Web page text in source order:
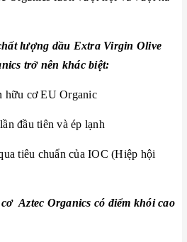
lượng dầu Extra Virgin Olive
trở nên khác biệt:
hữu cơ EU Organic
đầu tiên và ép lạnh
tiêu chuẩn của IOC (Hiệp hội
Aztec Organics có điểm khói cao